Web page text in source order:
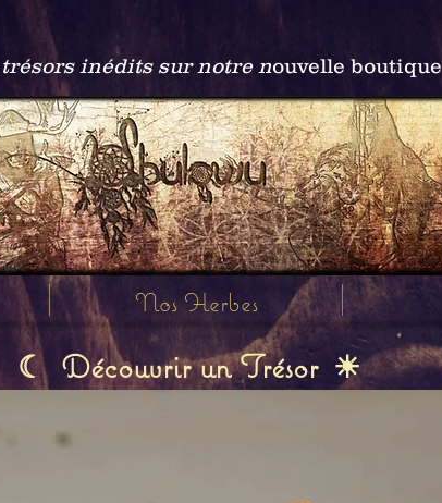
inédits sur notre nouvelle boutique
Nos Herbes
☾Découvrir un Trésor ☀